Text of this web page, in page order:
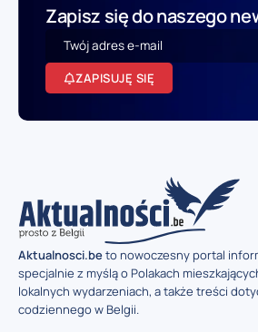
Zapisz się do naszego
ZAPISUJĘ SIĘ
Aktualnosci.beto nowoczesny portal
specjalnie z myślą o Polakach
lokalnych wydarzeniach, a także treści
codziennego w Belgii.